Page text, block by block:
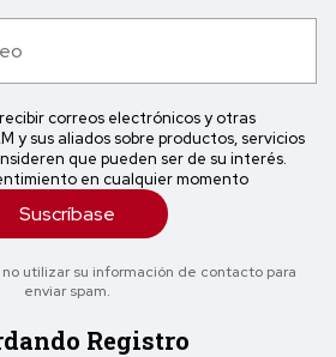
correos electrónicos y otras
y sus aliados sobre productos, servicios
que pueden ser de su interés.
en cualquier momento
Suscríbase
utilizar su información de contacto para
enviar spam.
Registro